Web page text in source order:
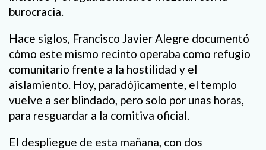
burocracia.
Hace siglos, Francisco Javier Alegre documentó
cómo este mismo recinto operaba como refugio
comunitario frente a la hostilidad y el
aislamiento. Hoy, paradójicamente, el templo
vuelve a ser blindado, pero solo por unas horas,
para resguardar a la comitiva oficial.
El despliegue de esta mañana, con dos